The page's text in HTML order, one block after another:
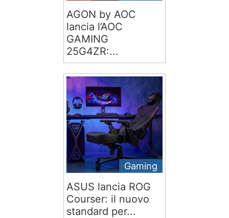
AGON by AOC
lancia l’AOC
GAMING
25G4ZR:...
Gaming
ASUS lancia ROG
Courser: il nuovo
standard per...